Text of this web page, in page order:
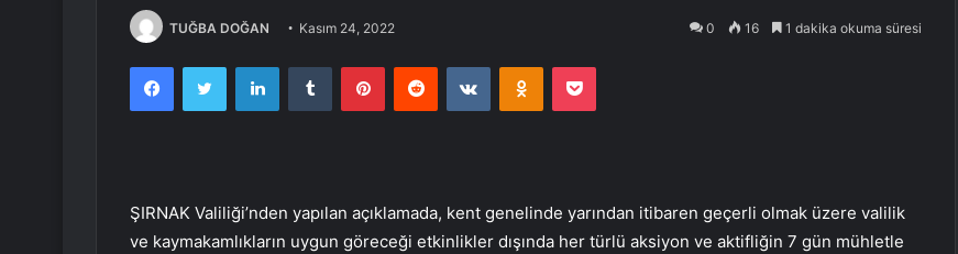
TUĞBA DOĞAN Kasım 24, 2022 0 16 1 dakika okuma süresi
FacebookTwitter LinkedInTumblr PinterestReddit VKontakteOdnoklassniki
Pocket
ŞIRNAK Valiliği’nden yapılan açıklamada, kent genelinde yarından itibaren geçerli olmak üzere valilik
ve kaymakamlıkların uygun göreceği etkinlikler dışında her türlü aksiyon ve aktifliğin 7 gün mühletle